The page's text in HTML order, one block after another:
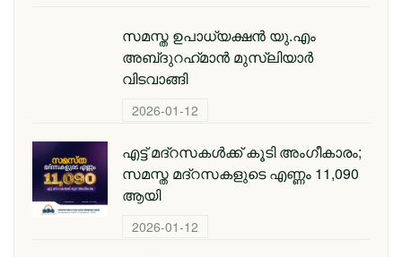
സമസ്ത ഉപാധ്യക്ഷൻ യു.എം
അബ്‌ദുറഹ്‌മാൻ മുസ്‌ലിയാർ
വിടവാങ്ങി
2026-01-12
എട്ട് മദ്റസകള്‍ക്ക് കൂടി അംഗീകാരം;
സമസ്ത മദ്റസകളുടെ എണ്ണം 11,090
ആയി
2026-01-12